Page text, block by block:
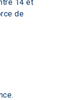
14 et
de